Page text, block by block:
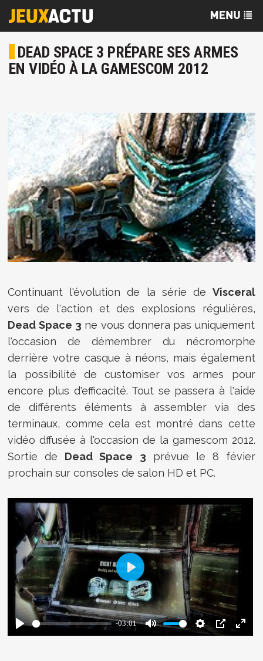
DEAD SPACE 3 PRÉPARE SES ARMES
EN VIDÉO À LA GAMESCOM 2012
Continuant l'évolution de la série de Visceral
vers de l'action et des explosions régulières,
Dead Space 3 ne vous donnera pas uniquement
l'occasion de démembrer du nécromorphe
derrière votre casque à néons, mais également
la possibilité de customiser vos armes pour
encore plus d'efficacité. Tout se passera à l'aide
de différents éléments à assembler via des
terminaux, comme cela est montré dans cette
vidéo dffusée à l'occasion de la gamescom 2012.
Sortie de Dead Space 3 prévue le 8 févier
prochain sur consoles de salon HD et PC.